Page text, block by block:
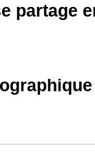
partage